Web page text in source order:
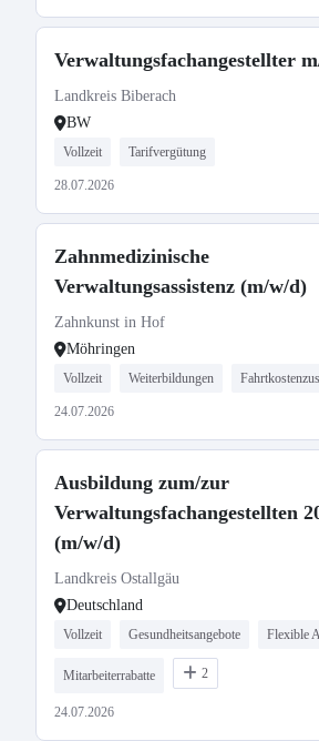
Verwaltungsfachangestellter
Landkreis Biberach
BW
Vollzeit Tarifvergütung
28.07.2026
Zahnmedizinische
Verwaltungsassistenz (m/w/d)
Zahnkunst in Hof
Möhringen
Vollzeit Weiterbildungen
24.07.2026
Ausbildung zum/zur
Verwaltungsfachangestellten
(m/w/d)
Landkreis Ostallgäu
Deutschland
Vollzeit Gesundheitsangebote Flexible
Mitarbeiterrabatte 2
24.07.2026